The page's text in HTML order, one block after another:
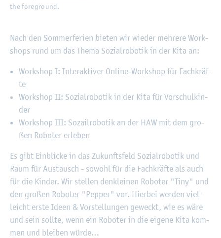
the fo­re­ground.
Nach den Som­mer­fe­ri­en bie­ten wir wie­der meh­re­re Work­
shops rund um das Thema So­zi­al­ro­bo­tik in der Kita an:
Work­shop I: In­ter­ak­ti­ver On­line-Work­shop für Fach­kräf­
te
Work­shop II: So­zi­al­ro­bo­tik in der Kita für Vor­schul­kin­
der
Work­shop III: So­zail­ro­bo­tik an der HAW mit dem gro­
ßen Ro­bo­ter er­le­ben
Es gibt Ein­bli­cke in das Zu­kunfts­feld So­zi­al­ro­bo­tik und
Raum für Aus­tausch - so­wohl für die Fach­kräf­te als auch
für die Kin­der. Wir stel­len denk­lei­nen Ro­bo­ter "Tiny" und
den gro­ßen Ro­bo­ter "Pep­per" vor. Hier­bei wer­den viel­
leicht erste Ideen & Vor­stel­lun­gen ge­weckt, wie es wäre
und sein soll­te, wenn ein Ro­bo­ter in die ei­ge­ne Kita kom­
men und blei­ben würde…